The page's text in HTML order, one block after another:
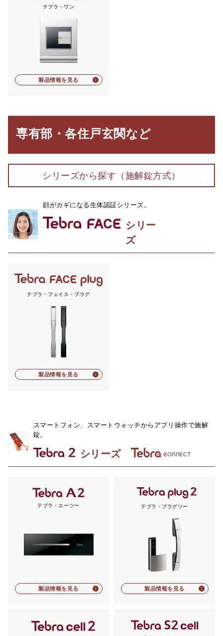
テブラ・ワン
製品情報を見る
専有部・各住戸玄関など
シリーズから探す（施解錠方式）
顔がカギになる生体認証シリーズ。
シリー
ズ
テブラ・フェイス・プラグ
製品情報を見る
スマートフォン、スマートウォッチからアプリ操作で施解
錠。
シリーズ
テブラ・エーツー
製品情報を見る
テブラ・プラグツー
製品情報を見る